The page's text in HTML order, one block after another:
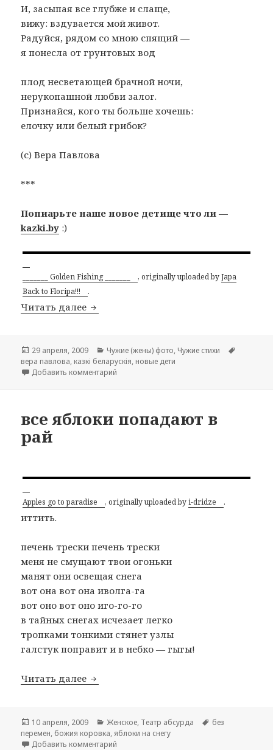
И, засыпая все глубже и слаще,
вижу: вздувается мой живот.
Радуйся, рядом со мною спящий —
я понесла от грунтовых вод
плод несветающей брачной ночи,
нерукопашной любви залог.
Признайся, кого ты больше хочешь:
елочку или белый грибок?
(с) Вера Павлова
***
Попиарьте наше новое детище что ли —
kazki.by :)
_______ Golden Fishing _______ , originally uploaded byJapa
Back to Floripa!!!
.
Читать далее тройные сны
Опубликовано
29 апреля, 2009 Рубрики
Чужие (жены) фото, Чужие стихи
вера павлова, казкі беларускія, новые дети
Добавить комментарий
все яблоки попадают в
рай
Apples go to paradise , originally uploaded byi-dridze .
иттить.
печень трески печень трески
меня не смущают твои огоньки
манят они освещая снега
вот она вот она иволга-га
вот оно вот оно иго-го-го
в тайных снегах исчезает легко
тропками тонкими стянет узлы
галстук поправит и в небко — гыгы!
Читать далее все яблоки попадают в рай
Опубликовано
10 апреля, 2009 Рубрики
Женское, Театр абсурда Метки
без
перемен, божия коровка,яблоки на снегу
Добавить комментарий